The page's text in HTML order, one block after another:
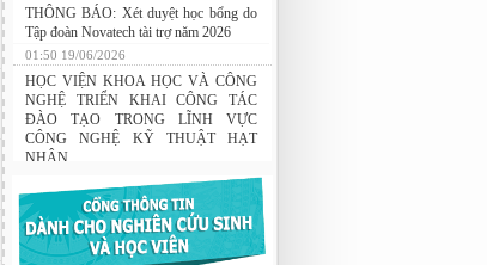
09:15 22/05/2026
THÔNG BÁO: Xét duyệt học bổng do
Tập đoàn Novatech tài trợ năm 2026
01:50 19/06/2026
HỌC VIỆN KHOA HỌC VÀ CÔNG
NGHỆ TRIỂN KHAI CÔNG TÁC
ĐÀO TẠO TRONG LĨNH VỰC
CÔNG NGHỆ KỸ THUẬT HẠT
03:41 08/07/2026
GIAO LƯU TRAO ĐỔI HỌC THUẬT
GIỮA HỌC VIỆN KHOA HỌC VÀ